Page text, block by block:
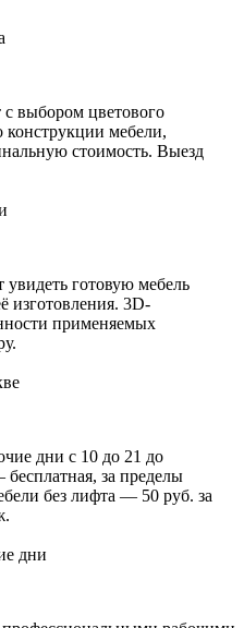
с выбором цветового
конструкции мебели,
стоимость. Выезд
увидеть готовую мебель
изготовления. 3D-
применяемых
дни с 10 до 21 до
за пределы
без лифта — 50 руб. за